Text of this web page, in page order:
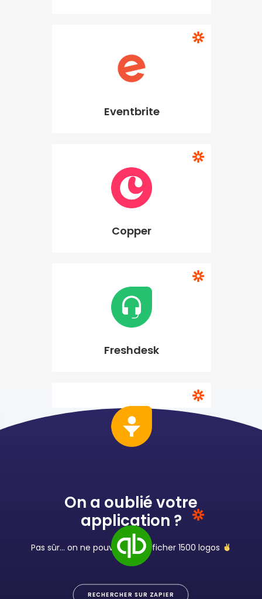
Eventbrite
Copper
Freshdesk
QuickBooks Online
On a oublié votre
application ?
Pas sûr... on ne pouvait pas afficher 1500 logos
RECHERCHER SUR ZAPIER